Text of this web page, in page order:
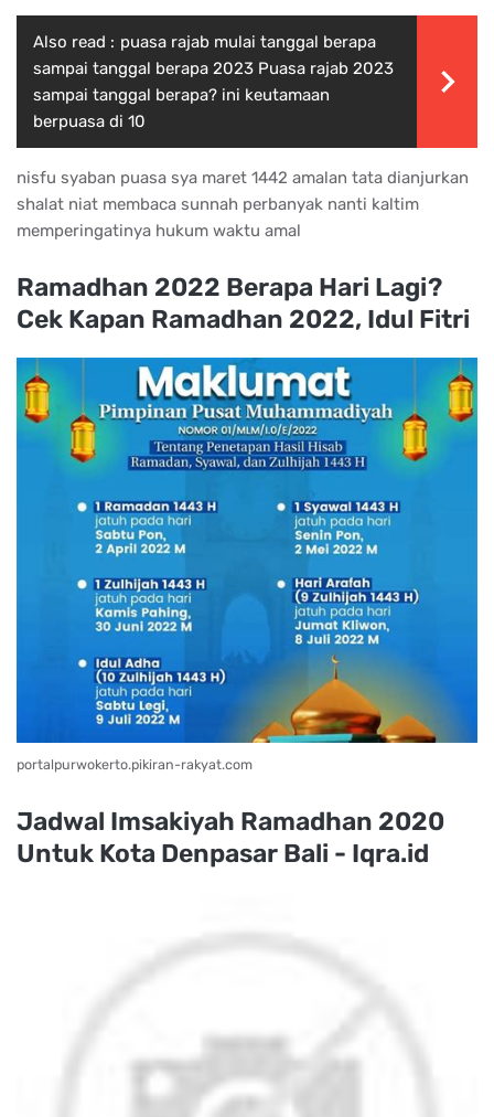
Also read : puasa rajab mulai tanggal berapa
sampai tanggal berapa 2023 Puasa rajab 2023
sampai tanggal berapa? ini keutamaan
berpuasa di 10
nisfu syaban puasa sya maret 1442 amalan tata dianjurkan
shalat niat membaca sunnah perbanyak nanti kaltim
memperingatinya hukum waktu amal
Ramadhan 2022 Berapa Hari Lagi?
Cek Kapan Ramadhan 2022, Idul Fitri
portalpurwokerto.pikiran-rakyat.com
Jadwal Imsakiyah Ramadhan 2020
Untuk Kota Denpasar Bali - Iqra.id